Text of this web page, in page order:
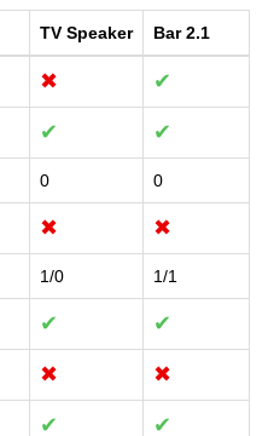
TV Speaker Bar 2.1
✖ ✔
✔ ✔
0 0
✖ ✖
1/0 1/1
✔ ✔
✖ ✖
✔ ✔